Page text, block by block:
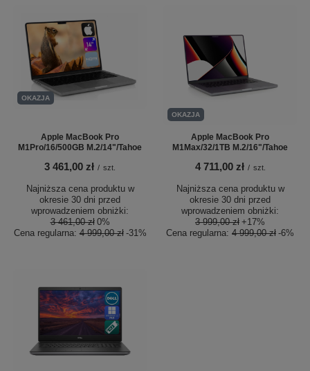
OKAZJA
Apple MacBook Pro
M1Pro/16/500GB M.2/14"/Tahoe
3 461,00 zł / szt.
Najniższa cena produktu w
okresie 30 dni przed
wprowadzeniem obniżki:
3 461,00 zł 0%
Cena regularna:4 999,00 zł -31%
OKAZJA
Apple MacBook Pro
M1Max/32/1TB M.2/16"/Tahoe
4 711,00 zł / szt.
Najniższa cena produktu w
okresie 30 dni przed
wprowadzeniem obniżki:
3 999,00 zł +17%
Cena regularna: 4 999,00 zł -6%